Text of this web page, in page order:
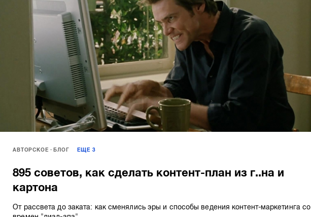
АВТОРСКОЕ БЛОГ ЕЩЕ 3
895 советов, как сделать контент-план из г..на и
картона
От рассвета до заката: как сменялись эры и способы ведения контент-маркетинга со